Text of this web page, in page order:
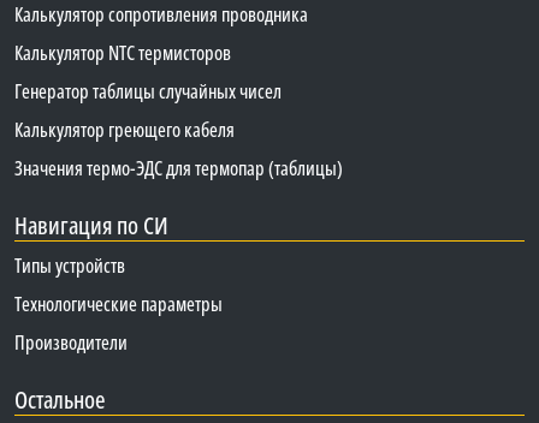
Калькулятор сопротивления проводника
Калькулятор NTC термисторов
Генератор таблицы случайных чисел
Калькулятор греющего кабеля
Значения термо-ЭДС для термопар (таблицы)
Навигация по СИ
Типы устройств
Технологические параметры
Производители
Остальное